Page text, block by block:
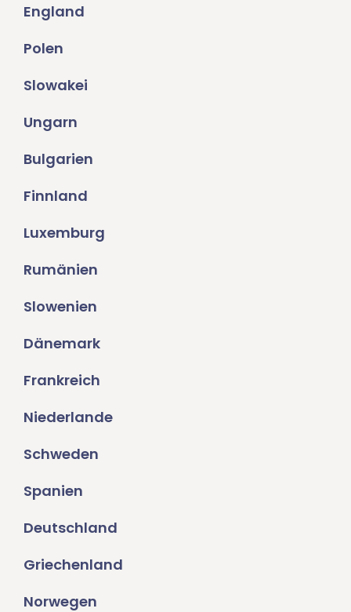
England
Polen
Slowakei
Ungarn
Bulgarien
Finnland
Luxemburg
Rumänien
Slowenien
Dänemark
Frankreich
Niederlande
Schweden
Spanien
Deutschland
Griechenland
Norwegen